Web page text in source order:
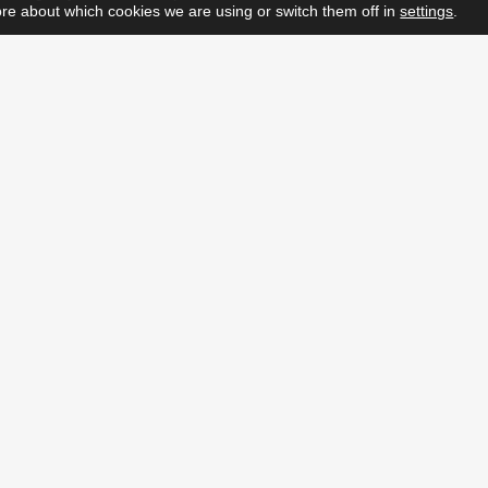
about which cookies we are using or switch them off insettings